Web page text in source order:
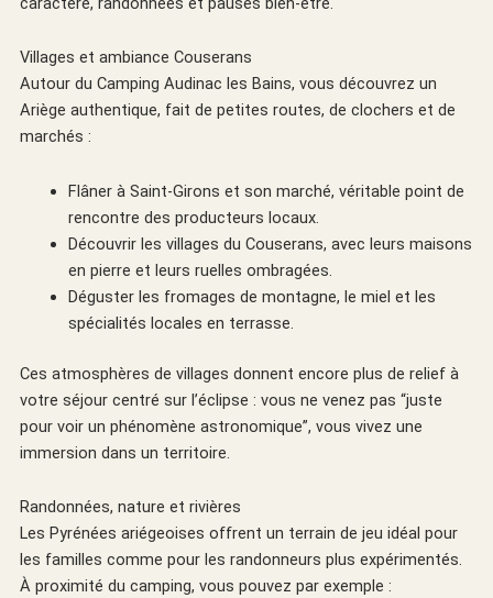
Villages et ambiance Couserans
Autour du Camping Audinac les Bains, vous découvrez un
Ariège authentique, fait de petites routes, de clochers et de
marchés :
Flâner à Saint-Girons et son marché, véritable point de
rencontre des producteurs locaux.
Découvrir les villages du Couserans, avec leurs maisons
en pierre et leurs ruelles ombragées.
Déguster les fromages de montagne, le miel et les
spécialités locales en terrasse.
Ces atmosphères de villages donnent encore plus de relief à
votre séjour centré sur l’éclipse : vous ne venez pas “juste
pour voir un phénomène astronomique”, vous vivez une
immersion dans un territoire.
Randonnées, nature et rivières
Les Pyrénées ariégeoises offrent un terrain de jeu idéal pour
les familles comme pour les randonneurs plus expérimentés.
À proximité du camping, vous pouvez par exemple :